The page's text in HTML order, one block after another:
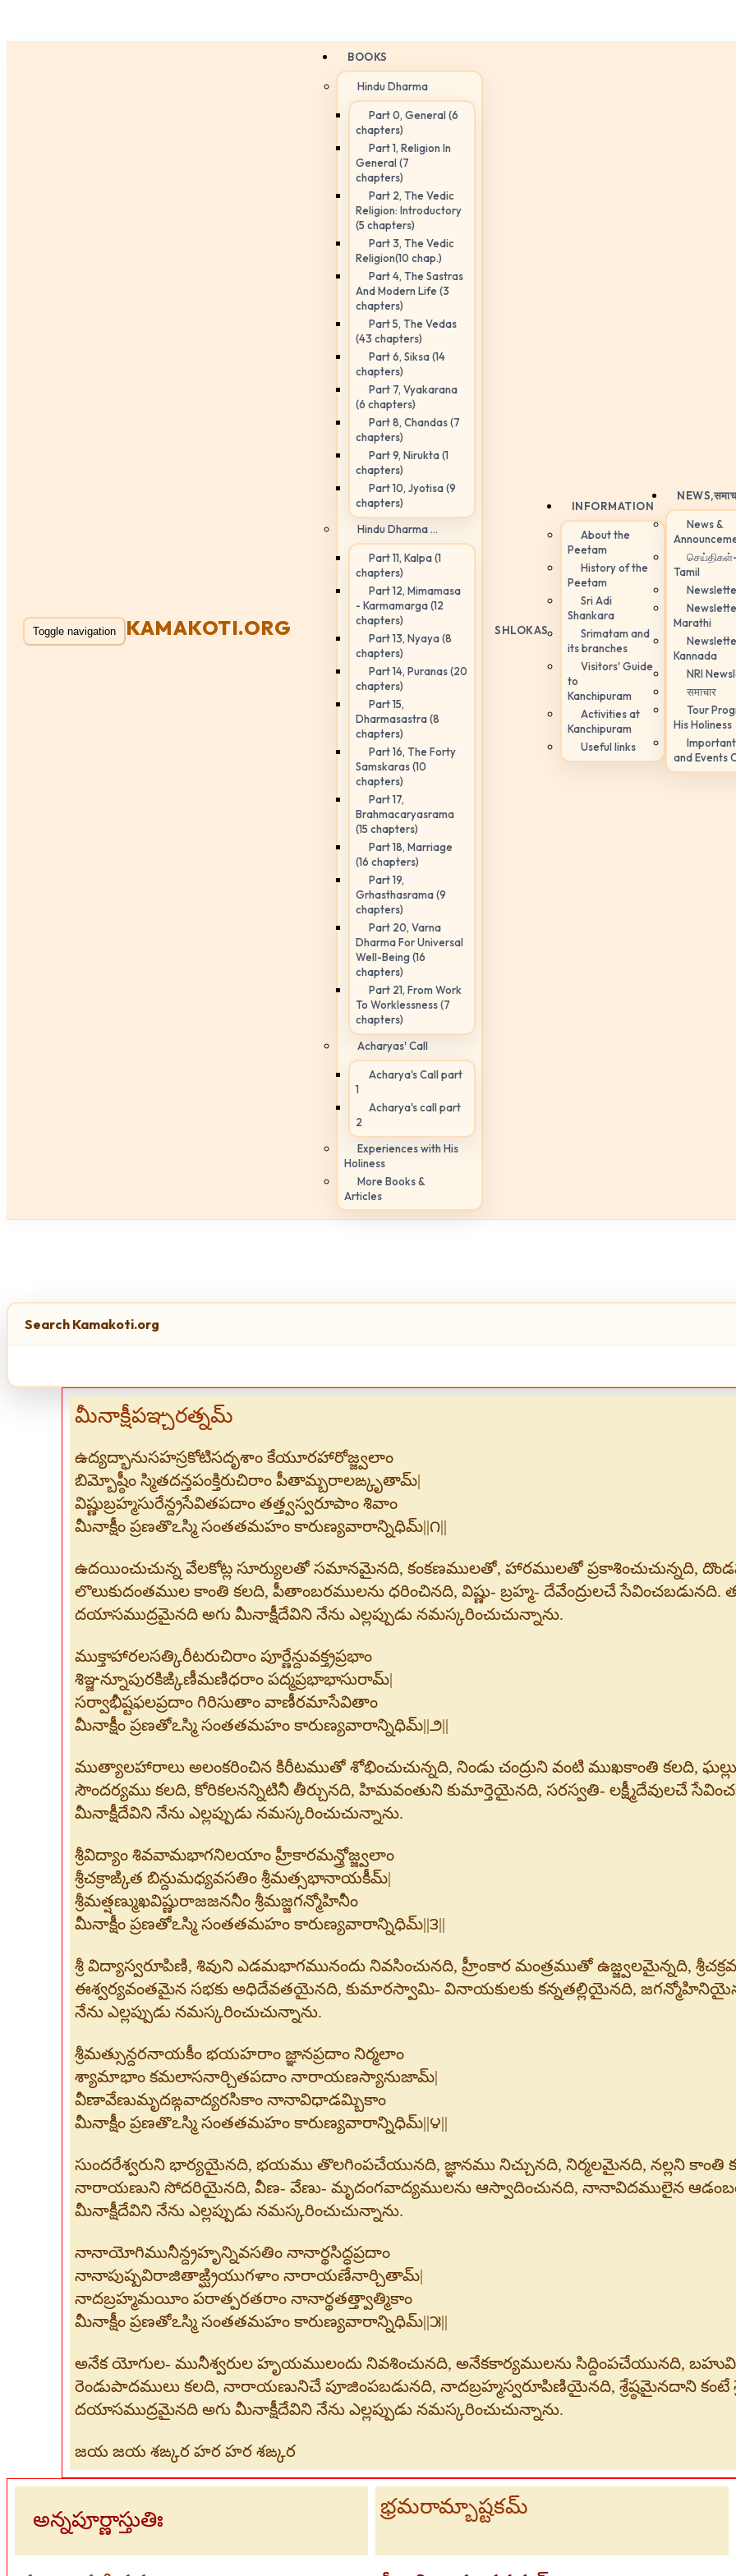
Toggle navigation KAMAKOTI.ORG
BOOKS
Hindu Dharma
Part 0, General (6
chapters)
Part 1, Religion In
General (7
chapters)
Part 2, The Vedic
Religion: Introductory
(5 chapters)
Part 3, The Vedic
Religion(10 chap.)
Part 4, The Sastras
And Modern Life (3
chapters)
Part 5, The Vedas
(43 chapters)
Part 6, Siksa (14
chapters)
Part 7, Vyakarana
(6 chapters)
Part 8, Chandas (7
chapters)
Part 9, Nirukta (1
chapters)
Part 10, Jyotisa (9
chapters)
Hindu Dharma ...
Part 11, Kalpa (1
chapters)
Part 12, Mimamasa
- Karmamarga (12
chapters)
Part 13, Nyaya (8
chapters)
Part 14, Puranas (20
chapters)
Part 15,
Dharmasastra (8
chapters)
Part 16, The Forty
Samskaras (10
chapters)
Part 17,
Brahmacaryasrama
(15 chapters)
Part 18, Marriage
(16 chapters)
Part 19,
Grhasthasrama (9
chapters)
Part 20, Varna
Dharma For Universal
Well-Being (16
chapters)
Part 21, From Work
To Worklessness (7
chapters)
Acharyas' Call
Acharya's Call part
1
Acharya's call part
2
Experiences with His
Holiness
More Books &
Articles
SHLOKAS
INFORMATION
About the
Peetam
History of the
Peetam
Sri Adi
Shankara
Srimatam and
its branches
Visitors' Guide
to
Kanchipuram
Activities at
Kanchipuram
Useful links
NEWS,
News &
Tamil
Marathi
Kannada
NRI
समाचार
Tour
His Holiness
and Events
Search Kamakoti.org
మీనాక్షీపఞ్చరత్నమ్
ఉద్యద్భానుసహస్రకోటిసదృశాం కేయూరహారోజ్జ్వలాం
బిమ్బోష్ఠీం స్మితదన్తపంక్తిరుచిరాం పీతామ్బరాలఙ్కృతామ్|
విష్ణుబ్రహ్మసురేన్ద్రసేవితపదాం తత్త్వస్వరూపాం శివాం
మీనాక్షీం ప్రణతొఽస్మి సంతతమహం కారుణ్యవారాన్నిధిమ్||౧||
ఉదయించుచున్న వేలకోట్ల సూర్యులతో సమానమైనది, కంకణములతో, హారములతో ప్రకాశించుచున్నది,
లొలుకుదంతముల కాంతి కలది, పీతాంబరములను ధరించినది, విష్ణు- బ్రహ్మ- దేవేంద్రులచే సేవించబడునది.
దయాసముద్రమైనది అగు మీనాక్షీదేవిని నేను ఎల్లప్పుడు నమస్కరించుచున్నాను.
ముక్తాహారలసత్కిరీటరుచిరాం పూర్ణేన్దువక్త్రప్రభాం
శిఞ్జన్నూపురకిఙ్కిణీమణిధరాం పద్మప్రభాభాసురామ్|
సర్వాభీష్టఫలప్రదాం గిరిసుతాం వాణీరమాసేవితాం
మీనాక్షీం ప్రణతోఽస్మి సంతతమహం కారుణ్యవారాన్నిధిమ్||౨||
ముత్యాలహారాలు అలంకరించిన కిరీటముతో శోభించుచున్నది, నిండు చంద్రుని వంటి ముఖకాంతి కలది,
సౌందర్యము కలది, కోరికలనన్నిటినీ తీర్చునది, హిమవంతుని కుమార్తెయైనది, సరస్వతి- లక్ష్మీదేవులచే
మీనాక్షీదేవిని నేను ఎల్లప్పుడు నమస్కరించుచున్నాను.
శ్రీవిద్యాం శివవామభాగనిలయాం హ్రీకారమన్త్రోజ్జ్వలాం
శ్రీచక్రాఙ్కిత బిన్దుమధ్యవసతిం శ్రీమత్సభానాయకీమ్|
శ్రీమత్షణ్ముఖవిష్ణురాజజననీం శ్రీమజ్జగన్మోహినీం
మీనాక్షీం ప్రణతోఽస్మి సంతతమహం కారుణ్యవారాన్నిధిమ్||౩||
శ్రీ విద్యాస్వరూపిణి, శివుని ఎడమభాగమునందు నివసించునది, హ్రీంకార మంత్రముతో ఉజ్జ్వలమైన్నది,
ఈశ్వర్యవంతమైన సభకు అధిదేవతయైనది, కుమారస్వామి- వినాయకులకు కన్నతల్లియైనది,
నేను ఎల్లప్పుడు నమస్కరించుచున్నాను.
శ్రీమత్సున్దరనాయకీం భయహరాం జ్ఞానప్రదాం నిర్మలాం
శ్యామాభాం కమలాసనార్చితపదాం నారాయణస్యానుజామ్|
వీణావేణుమృదఙ్గవాద్యరసికాం నానావిధాడమ్బికాం
మీనాక్షీం ప్రణతొఽస్మి సంతతమహం కారుణ్యవారాన్నిధిమ్||౪||
సుందరేశ్వరుని భార్యయైనది, భయము తొలగింపచేయునది, జ్ఞానము నిచ్చునది, నిర్మలమైనది, నల్లని కాంతి
నారాయణుని సోదరియైనది, వీణ- వేణు- మృదంగవాద్యములను ఆస్వాదించునది, నానావిదములైన
మీనాక్షీదేవిని నేను ఎల్లప్పుడు నమస్కరించుచున్నాను.
నానాయోగిమునీన్ద్రహృన్నివసతిం నానార్థసిద్ధప్రదాం
నానాపుష్పవిరాజితాఙ్ఘ్రియుగళాం నారాయణేనార్చితామ్|
నాదబ్రహ్మమయీం పరాత్పరతరాం నానార్థతత్త్వాత్మికాం
మీనాక్షీం ప్రణతోఽస్మి సంతతమహం కారుణ్యవారాన్నిధిమ్||౫||
అనేక యోగుల- మునీశ్వరుల హృయములందు నివశించునది, అనేకకార్యములను సిద్దింపచేయునది,
రెండుపాదములు కలది, నారాయణునిచే పూజింపబడునది, నాదబ్రహ్మస్వరూపిణియైనది, శ్రేష్ఠమైనదాని కంటే
దయాసముద్రమైనది అగు మీనాక్షీదేవిని నేను ఎల్లప్పుడు నమస్కరించుచున్నాను.
జయ జయ శఙ్కర హర హర శఙ్కర
అన్నపూర్ణాస్తుతిః భ్రమరామ్బాష్టకమ్